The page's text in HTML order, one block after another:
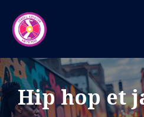
Aller
au
contenu
Hip hop et